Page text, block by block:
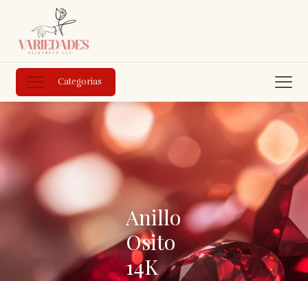
Categorias
Anillo
Osito
14K